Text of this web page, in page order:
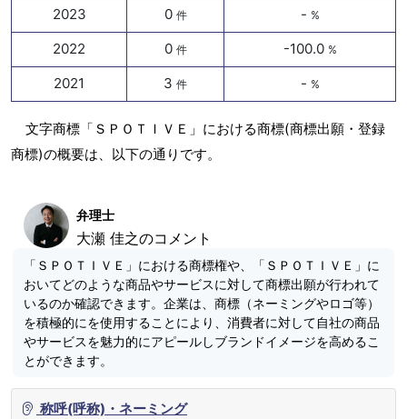
2023 0 件 - %
2022 0 件 -100.0 %
2021 3 件 - %
文字商標「ＳＰＯＴＩＶＥ」における商標(商標出願・登録
商標)の概要は、以下の通りです。
弁理士
大瀬 佳之のコメント
「ＳＰＯＴＩＶＥ」における商標権や、「ＳＰＯＴＩＶＥ」に
おいてどのような商品やサービスに対して商標出願が行われて
いるのか確認できます。企業は、商標（ネーミングやロゴ等）
を積極的にを使用することにより、消費者に対して自社の商品
やサービスを魅力的にアピールしブランドイメージを高めるこ
とができます。
称呼(呼称)・ネーミング